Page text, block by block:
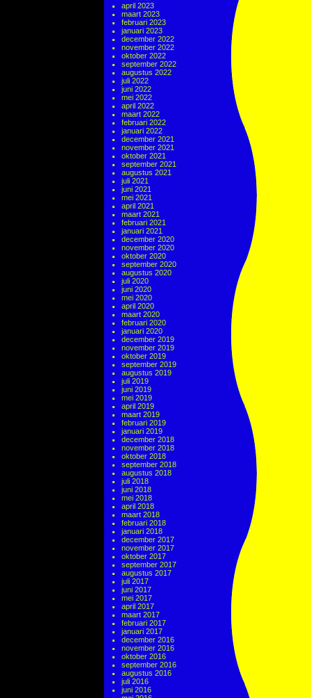
april 2023
maart 2023
februari 2023
januari 2023
december 2022
november 2022
oktober 2022
september 2022
augustus 2022
juli 2022
juni 2022
mei 2022
april 2022
maart 2022
februari 2022
januari 2022
december 2021
november 2021
oktober 2021
september 2021
augustus 2021
juli 2021
juni 2021
mei 2021
april 2021
maart 2021
februari 2021
januari 2021
december 2020
november 2020
oktober 2020
september 2020
augustus 2020
juli 2020
juni 2020
mei 2020
april 2020
maart 2020
februari 2020
januari 2020
december 2019
november 2019
oktober 2019
september 2019
augustus 2019
juli 2019
juni 2019
mei 2019
april 2019
maart 2019
februari 2019
januari 2019
december 2018
november 2018
oktober 2018
september 2018
augustus 2018
juli 2018
juni 2018
mei 2018
april 2018
maart 2018
februari 2018
januari 2018
december 2017
november 2017
oktober 2017
september 2017
augustus 2017
juli 2017
juni 2017
mei 2017
april 2017
maart 2017
februari 2017
januari 2017
december 2016
november 2016
oktober 2016
september 2016
augustus 2016
juli 2016
juni 2016